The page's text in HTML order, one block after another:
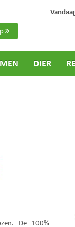
DIER
De 100%